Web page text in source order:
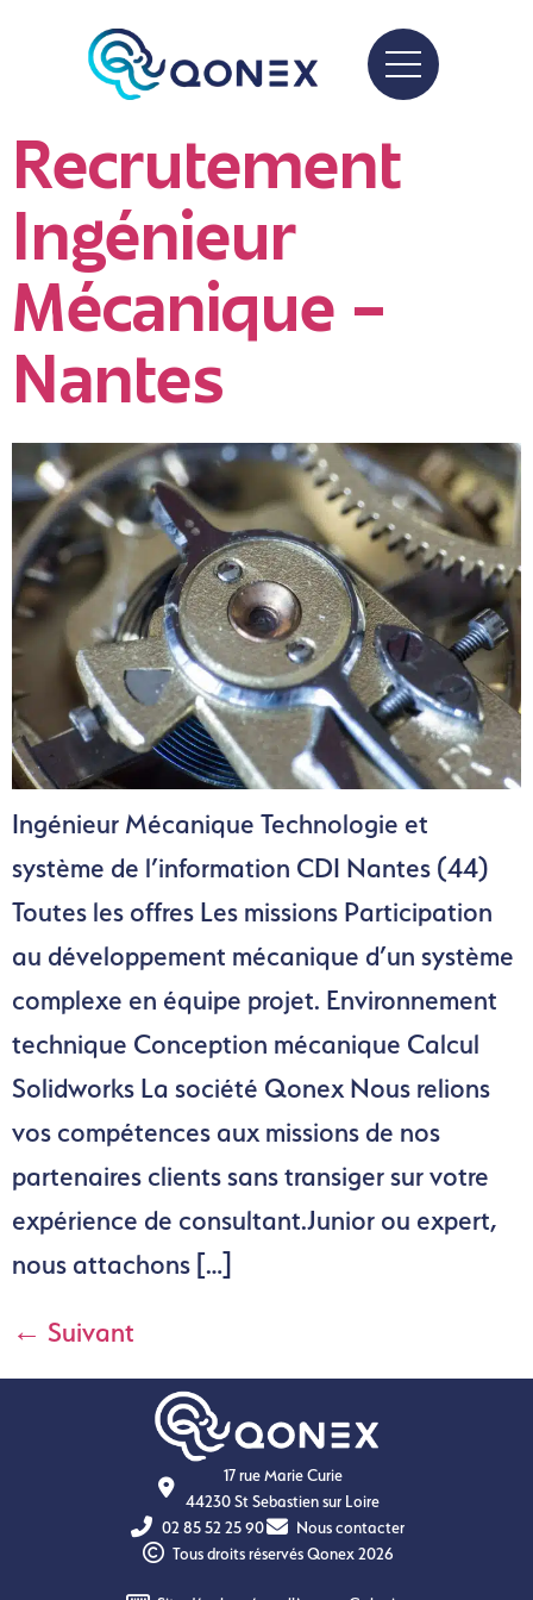
Recrutement
Ingénieur
Mécanique –
Nantes
Ingénieur Mécanique Technologie et
système de l’information CDI Nantes (44)
Toutes les offres Les missions Participation
au développement mécanique d’un système
complexe en équipe projet. Environnement
technique Conception mécanique Calcul
Solidworks La société Qonex Nous relions
vos compétences aux missions de nos
partenaires clients sans transiger sur votre
expérience de consultant.Junior ou expert,
nous attachons […]
← Suivant
17 rue Marie Curie
44230 St Sebastien sur Loire
02 85 52 25 90
Nous contacter
Tous droits réservés Qonex 2026